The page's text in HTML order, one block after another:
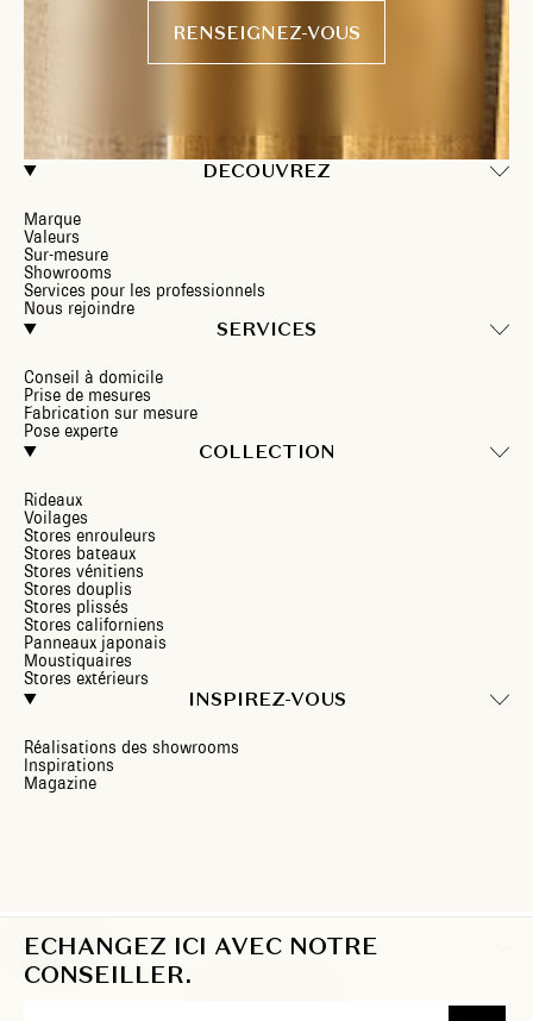
ECHANGEZ ICI AVEC NOTRE
CONSEILLER.
DECOUVREZ
Marque
Valeurs
Sur-mesure
Showrooms
Services pour les professionnels
Nous rejoindre
SERVICES
Conseil à domicile
Prise de mesures
Fabrication sur mesure
Pose experte
COLLECTION
Rideaux
Voilages
Stores enrouleurs
Stores bateaux
Stores vénitiens
Stores douplis
Stores plissés
Stores californiens
Panneaux japonais
Moustiquaires
Stores extérieurs
INSPIREZ-VOUS
Réalisations des showrooms
Inspirations
Magazine
RENSEIGNEZ-VOUS
BE/FR